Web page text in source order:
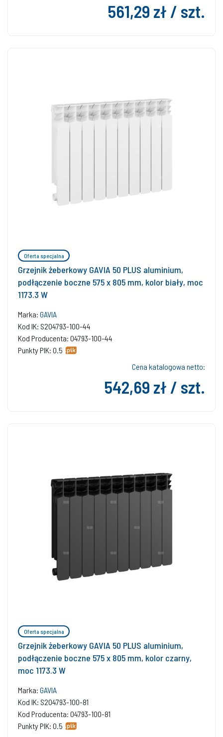
561,29 zł / szt.
Oferta specjalna
Grzejnik żeberkowy GAVIA 50 PLUS aluminium,
podłączenie boczne 575 x 805 mm, kolor biały, moc
1173.3 W
Marka: GAVIA
Kod IK: S204793-100-44
Kod Producenta: 04793-100-44
Punkty PIK: 0.5
Cena katalogowa netto:
542,69 zł / szt.
Oferta specjalna
Grzejnik żeberkowy GAVIA 50 PLUS aluminium,
podłączenie boczne 575 x 805 mm, kolor czarny,
moc 1173.3 W
Marka: GAVIA
Kod IK: S204793-100-81
Kod Producenta: 04793-100-81
Punkty PIK: 0.5